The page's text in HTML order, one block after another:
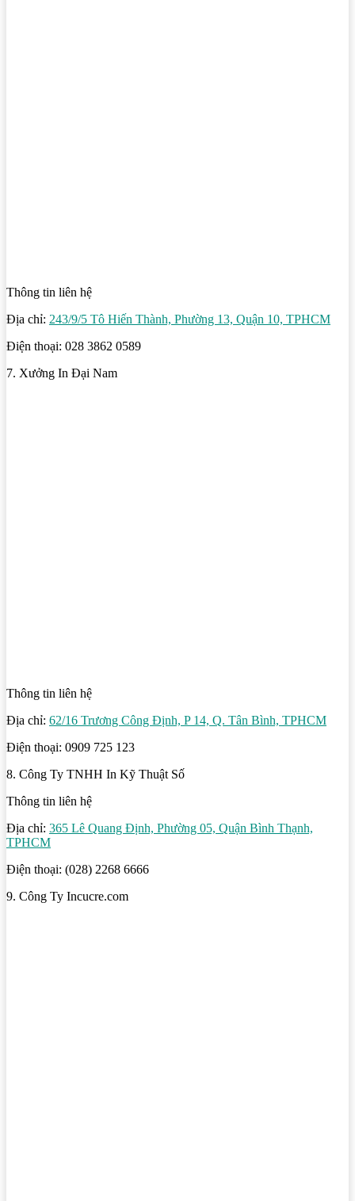
Thông tin liên hệ
Địa chỉ: 243/9/5 Tô Hiến Thành, Phường 13, Quận 10, TPHCM
Điện thoại: 028 3862 0589
7. Xưởng In Đại Nam
Thông tin liên hệ
Địa chỉ: 62/16 Trương Công Định, P 14, Q. Tân Bình, TPHCM
Điện thoại: 0909 725 123
8. Công Ty TNHH In Kỹ Thuật Số
Thông tin liên hệ
Địa chỉ: 365 Lê Quang Định, Phường 05, Quận Bình Thạnh,
TPHCM
Điện thoại: (028) 2268 6666
9. Công Ty Incucre.com